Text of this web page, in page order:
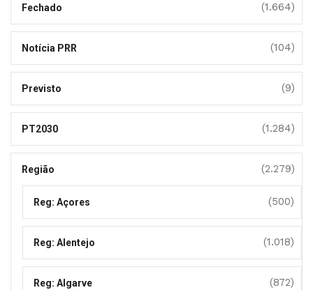
Fechado (1.664)
Notícia PRR (104)
Previsto (9)
PT2030 (1.284)
Região (2.279)
Reg: Açores (500)
Reg: Alentejo (1.018)
Reg: Algarve (872)